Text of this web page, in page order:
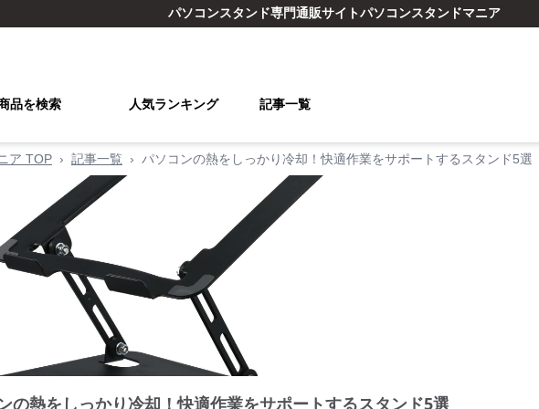
パソコンスタンド専門通販サイトパソコンスタンドマニア
品を検索 人気ランキング 記事一覧
ア TOP › 記事一覧 › パソコンの熱をしっかり冷却！快適作業をサポートするスタンド5選
の熱をしっかり冷却！快適作業をサポートするスタンド5選